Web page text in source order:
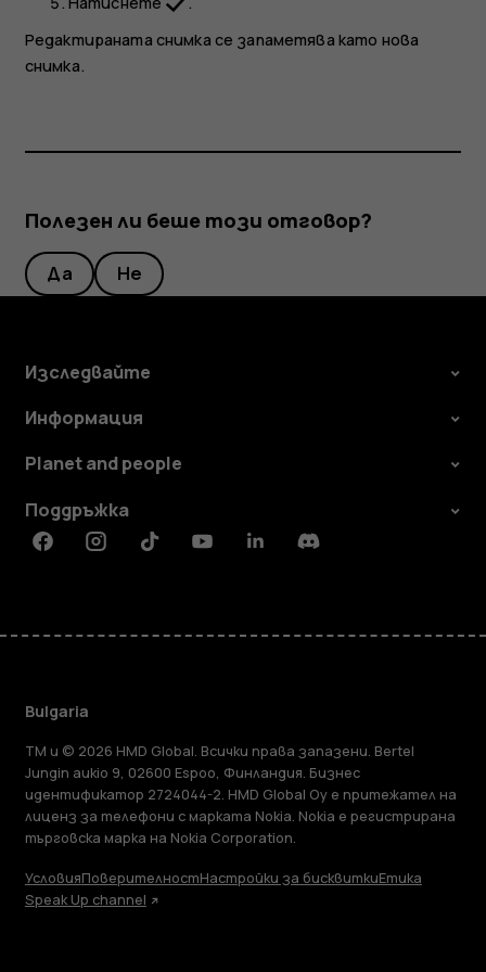
Редактираната снимка се запаметява като нова
снимка.
Полезен ли беше този отговор?
Да Не
Изследвайте
Информация
Planet and people
Поддръжка
FacebookInstagramTiktokYoutubeLinkedinDiscord
Bulgaria
TM и © 2026 HMD Global. Всички права запазени. Bertel
Jungin aukio 9, 02600 Espoo, Финландия. Бизнес
идентификатор 2724044-2. HMD Global Oy е притежател на
лиценз за телефони с марката Nokia. Nokia е регистрирана
търговска марка на Nokia Corporation.
УсловияПоверителностНастройки за бисквиткиЕтика
Speak Up channel